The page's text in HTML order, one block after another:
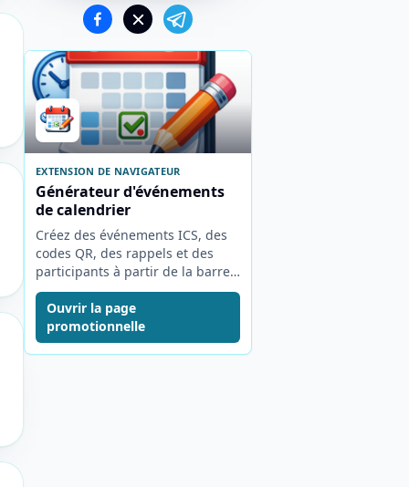
EXTENSION DE NAVIGATEUR
Générateur d'événements
de calendrier
Créez des événements ICS, des
codes QR, des rappels et des
participants à partir de la barre
d'outils du navigateur.
Ouvrir la page
promotionnelle